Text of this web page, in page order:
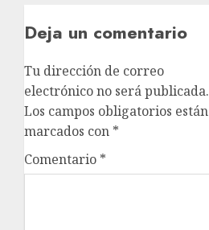
Deja un comentario
Tu dirección de correo
electrónico no será publicada.
Los campos obligatorios están
marcados con *
Comentario *